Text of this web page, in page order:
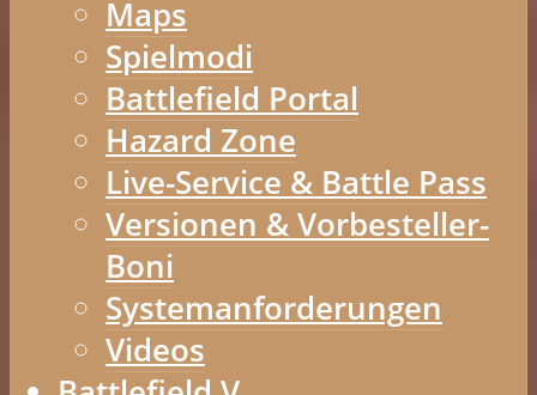
Maps
Spielmodi
Battlefield Portal
Hazard Zone
Live-Service & Battle Pass
Versionen & Vorbesteller-
Boni
Systemanforderungen
Videos